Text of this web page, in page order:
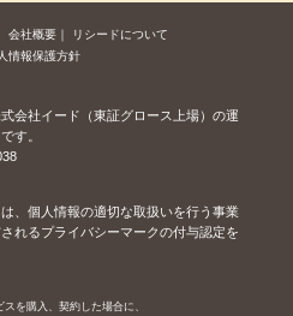
会社概要
リシードについて
情報保護方針
会社イード（東証グロース上場）の運
す。
、個人情報の適切な取扱いを行う事業
れるプライバシーマークの付与認定を
を購入、契約した場合に、